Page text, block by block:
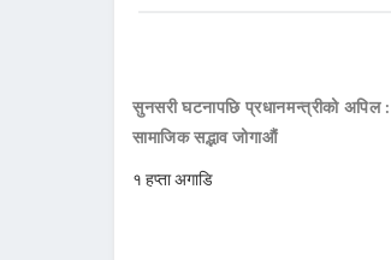
सुनसरी घटनापछि प्रधानमन्त्रीको अपिल :
सामाजिक सद्भाव जोगाऔं
१ हप्ता अगाडि